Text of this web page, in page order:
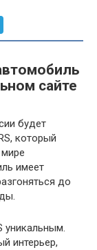
сайте
будет
который
имеет
до
уникальным.
интерьер,